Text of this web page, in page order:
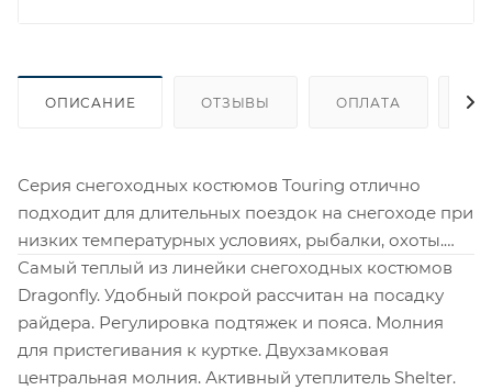
ОПИСАНИЕ ОТЗЫВЫ ОПЛАТА
Серия снегоходных костюмов Touring отлично
подходит для длительных поездок на снегоходе при
низких температурных условиях, рыбалки, охоты.
Самый теплый из линейки снегоходных костюмов
Dragonfly. Удобный покрой рассчитан на посадку
райдера. Регулировка подтяжек и пояса. Молния
для пристегивания к куртке. Двухзамковая
центральная молния. Активный утеплитель Shelter.